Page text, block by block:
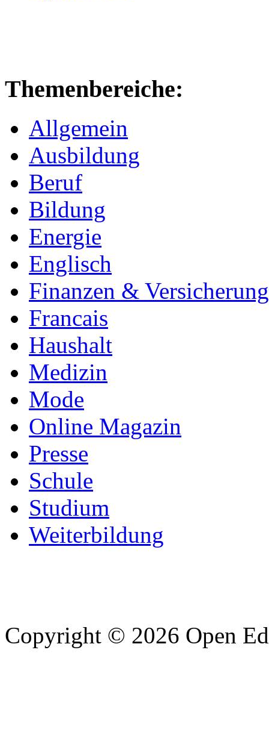
Themenbereiche:
Allgemein
Ausbildung
Beruf
Bildung
Energie
Englisch
Finanzen &
Francais
Haushalt
Medizin
Mode
Online Magazin
Presse
Schule
Studium
Weiterbildung
Copyright © 2026 Open